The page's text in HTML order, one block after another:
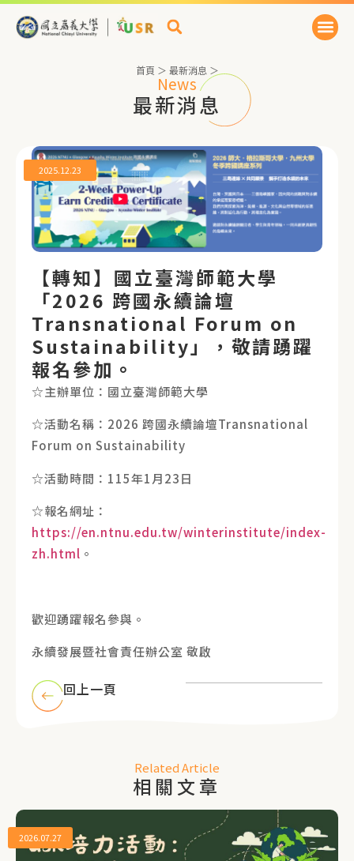
News
最新消息
首頁 ＞ 最新消息 ＞
2025.12.23
【轉知】國立臺灣師範大學
「2026 跨國永續論壇
Transnational Forum on
Sustainability」，敬請踴躍
報名參加。
☆主辦單位：國立臺灣師範大學
☆活動名稱：2026 跨國永續論壇Transnational
Forum on Sustainability
☆活動時間：115年1月23日
☆報名網址：
https://en.ntnu.edu.tw/winterinstitute/index-
zh.html 。
歡迎踴躍報名參與。
永續發展暨社會責任辦公室 敬啟
回上一頁
Related Article
相關文章
2026.07.27